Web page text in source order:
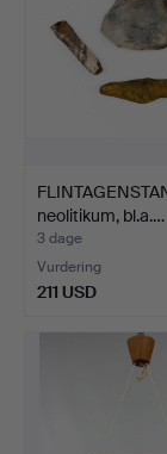
neolitikum, bl.a.…
3 dage
Vurdering
211 USD